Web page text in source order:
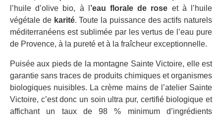
l’huile d’olive bio, à l ’eau florale de rose et à l’huile
végétale de karité. Toute la puissance des actifs naturels
méditerranéens est sublimée par les vertus de l’eau pure
de Provence, à la pureté et à la fraîcheur exceptionnelle.
Puisée aux pieds de la montagne Sainte Victoire, elle est
garantie sans traces de produits chimiques et organismes
biologiques nuisibles. La crème mains de l’atelier Sainte
Victoire, c’est donc un soin ultra pur, certifié biologique et
affichant un taux de 98 % minimum d’ingrédients